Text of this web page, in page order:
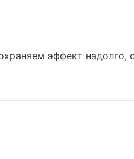
эффект надолго,